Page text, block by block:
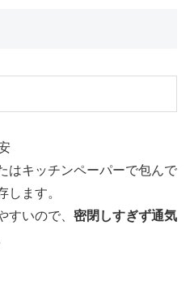
はキッチンペーパーで包んで
します。
すいので、 密閉しすぎず通気